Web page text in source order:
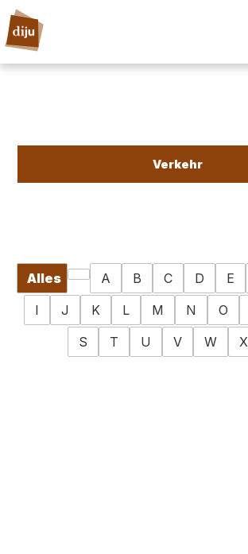
Verkehr
Alles A B C D E
I
J K L M N O
S
T U V W X